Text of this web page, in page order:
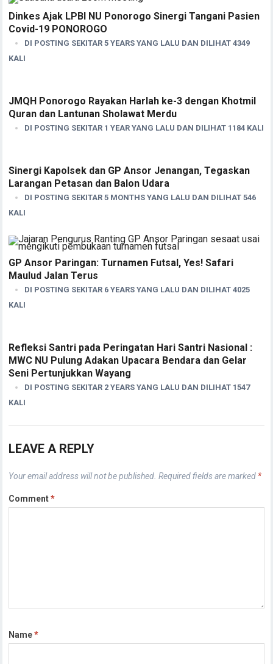
Dinkes Ajak LPBI NU Ponorogo Sinergi Tangani Pasien
Covid-19 PONOROGO
DI POSTING SEKITAR 5 YEARS YANG LALU DAN DILIHAT 4349
KALI
JMQH Ponorogo Rayakan Harlah ke-3 dengan Khotmil
Quran dan Lantunan Sholawat Merdu
DI POSTING SEKITAR 1 YEAR YANG LALU DAN DILIHAT 1184 KALI
Sinergi Kapolsek dan GP Ansor Jenangan, Tegaskan
Larangan Petasan dan Balon Udara
DI POSTING SEKITAR 5 MONTHS YANG LALU DAN DILIHAT 546
KALI
GP Ansor Paringan: Turnamen Futsal, Yes! Safari
Maulud Jalan Terus
DI POSTING SEKITAR 6 YEARS YANG LALU DAN DILIHAT 4025
KALI
Refleksi Santri pada Peringatan Hari Santri Nasional :
MWC NU Pulung Adakan Upacara Bendara dan Gelar
Seni Pertunjukkan Wayang
DI POSTING SEKITAR 2 YEARS YANG LALU DAN DILIHAT 1547
KALI
LEAVE A REPLY
Your email address will not be published. Required fields are marked *
Comment*
Name*